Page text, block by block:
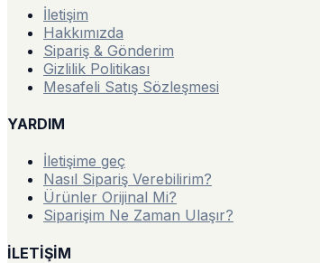
İletişim
Hakkımızda
Sipariş & Gönderim
Gizlilik Politikası
Mesafeli Satış Sözleşmesi
YARDIM
İletişime geç
Nasıl Sipariş Verebilirim?
Ürünler Orijinal Mi?
Siparişim Ne Zaman Ulaşır?
İLETİŞİM